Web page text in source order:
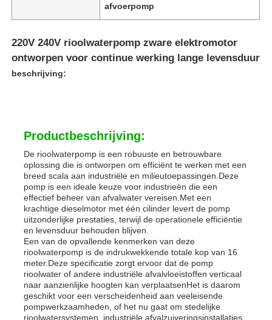
afvoerpomp
220V 240V rioolwaterpomp zware elektromotor
ontworpen voor continue werking lange levensduur
beschrijving:
Productbeschrijving:
De rioolwaterpomp is een robuuste en betrouwbare
oplossing die is ontworpen om efficiënt te werken met een
breed scala aan industriële en milieutoepassingen.Deze
pomp is een ideale keuze voor industrieën die een
effectief beheer van afvalwater vereisen.Met een
krachtige dieselmotor met één cilinder levert de pomp
uitzonderlijke prestaties, terwijl de operationele efficiëntie
en levensduur behouden blijven.
Een van de opvallende kenmerken van deze
rioolwaterpomp is de indrukwekkende totale kop van 16
meter.Deze specificatie zorgt ervoor dat de pomp
rioolwater of andere industriële afvalvloeistoffen verticaal
naar aanzienlijke hoogten kan verplaatsenHet is daarom
geschikt voor een verscheidenheid aan veeleisende
pompwerkzaamheden, of het nu gaat om stedelijke
rioolwatersystemen, industriële afvalzuiveringsinstallaties